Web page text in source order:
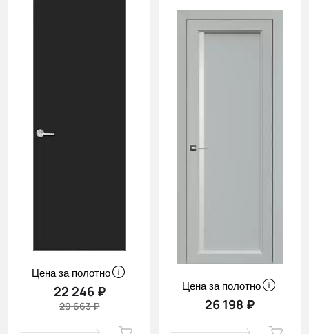
Cначала
скидки
Цена за полотно
22 246 ₽
29 663 ₽
Цена за полотно
26 198 ₽